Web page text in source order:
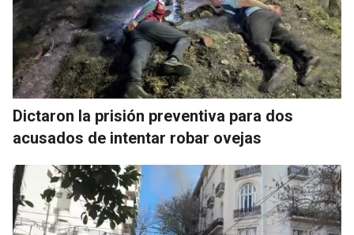
Dictaron la prisión preventiva para dos
acusados de intentar robar ovejas